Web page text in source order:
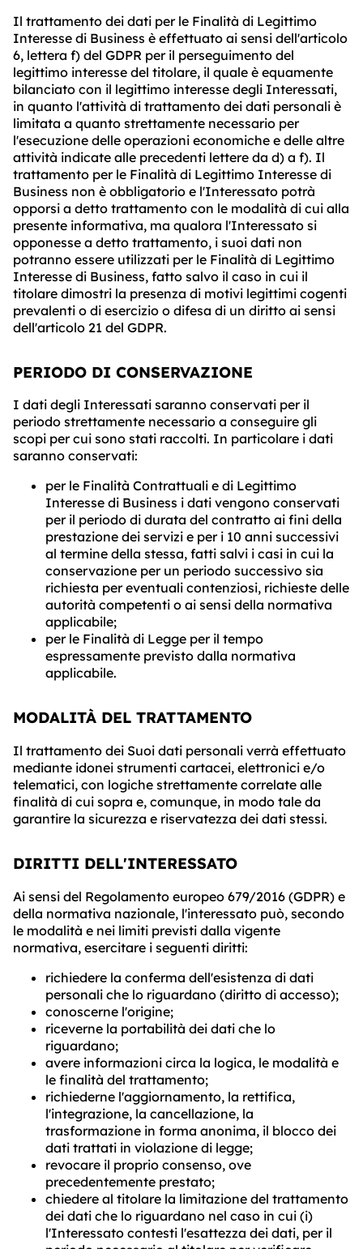
Il trattamento dei dati per le Finalità di Legittimo
Interesse di Business è effettuato ai sensi dell'articolo
6, lettera f) del GDPR per il perseguimento del
legittimo interesse del titolare, il quale è equamente
bilanciato con il legittimo interesse degli Interessati,
in quanto l'attività di trattamento dei dati personali è
limitata a quanto strettamente necessario per
l'esecuzione delle operazioni economiche e delle altre
attività indicate alle precedenti lettere da d) a f). Il
trattamento per le Finalità di Legittimo Interesse di
Business non è obbligatorio e l'Interessato potrà
opporsi a detto trattamento con le modalità di cui alla
presente informativa, ma qualora l'Interessato si
opponesse a detto trattamento, i suoi dati non
potranno essere utilizzati per le Finalità di Legittimo
Interesse di Business, fatto salvo il caso in cui il
titolare dimostri la presenza di motivi legittimi cogenti
prevalenti o di esercizio o difesa di un diritto ai sensi
dell'articolo 21 del GDPR.
PERIODO DI CONSERVAZIONE
I dati degli Interessati saranno conservati per il
periodo strettamente necessario a conseguire gli
scopi per cui sono stati raccolti. In particolare i dati
saranno conservati:
per le Finalità Contrattuali e di Legittimo
Interesse di Business i dati vengono conservati
per il periodo di durata del contratto ai fini della
prestazione dei servizi e per i 10 anni successivi
al termine della stessa, fatti salvi i casi in cui la
conservazione per un periodo successivo sia
richiesta per eventuali contenziosi, richieste delle
autorità competenti o ai sensi della normativa
applicabile;
per le Finalità di Legge per il tempo
espressamente previsto dalla normativa
applicabile.
MODALITÀ DEL TRATTAMENTO
Il trattamento dei Suoi dati personali verrà effettuato
mediante idonei strumenti cartacei, elettronici e/o
telematici, con logiche strettamente correlate alle
finalità di cui sopra e, comunque, in modo tale da
garantire la sicurezza e riservatezza dei dati stessi.
DIRITTI DELL'INTERESSATO
Ai sensi del Regolamento europeo 679/2016 (GDPR) e
della normativa nazionale, l'interessato può, secondo
le modalità e nei limiti previsti dalla vigente
normativa, esercitare i seguenti diritti:
richiedere la conferma dell'esistenza di dati
personali che lo riguardano (diritto di accesso);
conoscerne l'origine;
riceverne la portabilità dei dati che lo
riguardano;
avere informazioni circa la logica, le modalità e
le finalità del trattamento;
richiederne l'aggiornamento, la rettifica,
l'integrazione, la cancellazione, la
trasformazione in forma anonima, il blocco dei
dati trattati in violazione di legge;
revocare il proprio consenso, ove
precedentemente prestato;
chiedere al titolare la limitazione del trattamento
dei dati che lo riguardano nel caso in cui (i)
l'Interessato contesti l'esattezza dei dati, per il